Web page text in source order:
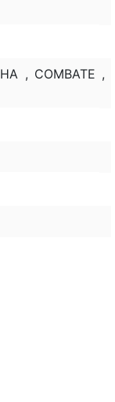
, COMBATE ,